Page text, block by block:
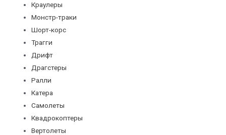
Краулеры
Монстр-траки
Шорт-корс
Трагги
Дрифт
Драгстеры
Ралли
Катера
Самолеты
Квадрокоптеры
Вертолеты